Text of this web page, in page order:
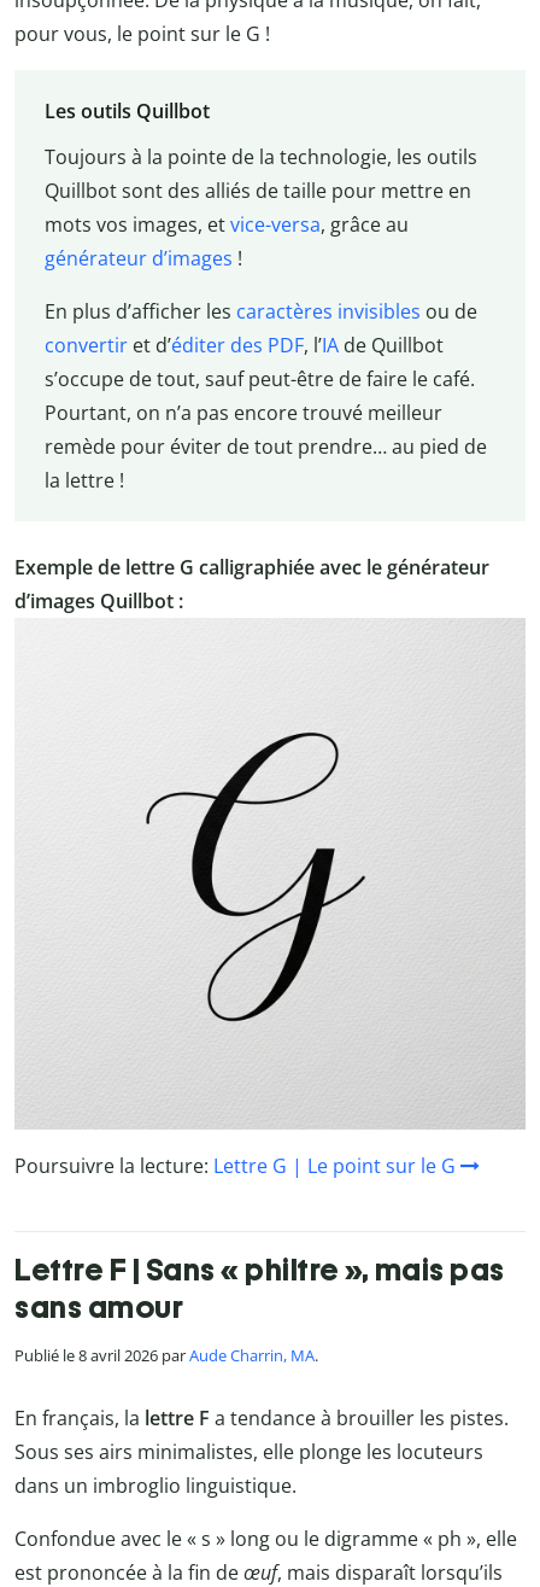
pour vous, le point sur le G !
Les outils Quillbot
Toujours à la pointe de la technologie, les outils
Quillbot sont des alliés de taille pour mettre en
mots vos images, etvice-versa, grâce au
générateur d’images !
En plus d’afficher les caractères invisibles ou de
convertiret d’éditer des PDF, l’IAde Quillbot
s’occupe de tout, sauf peut-être de faire le café.
Pourtant, on n’a pas encore trouvé meilleur
remède pour éviter de tout prendre… au pied de
la lettre !
Exemple de lettre G calligraphiée avec le générateur
d’images Quillbot :
Poursuivre la lecture: Lettre G | Le point sur le G
Lettre F | Sans « philtre », mais pas
sans amour
Publié le 8 avril 2026 parAude Charrin, MA.
En français, la lettre F a tendance à brouiller les pistes.
Sous ses airs minimalistes, elle plonge les locuteurs
dans un imbroglio linguistique.
Confondue avec le « s » long ou le digramme « ph », elle
est prononcée à la fin deœuf, mais disparaît lorsqu’ils